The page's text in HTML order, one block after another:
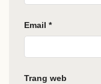
Email *
Trang web